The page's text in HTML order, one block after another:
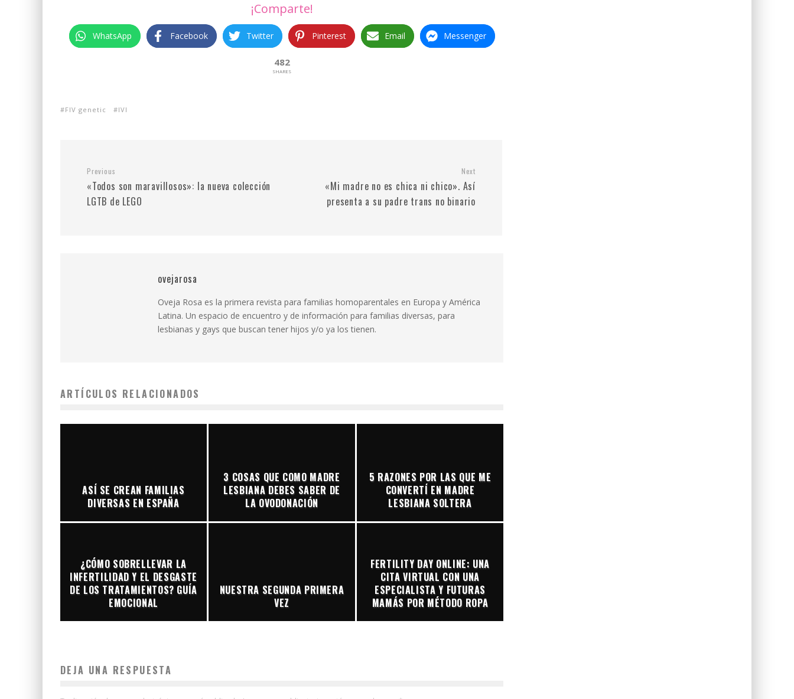
¡Comparte!
WhatsApp Facebook Twitter Pinterest Email Messenger
482
SHARES
FIV genetic IVI
Previous
«Todos son maravillosos»: la nueva colección
LGTB de LEGO
Next
«Mi madre no es chica ni chico». Así
presenta a su padre trans no binario
ovejarosa
Oveja Rosa es la primera revista para familias homoparentales en Europa y América
Latina. Un espacio de encuentro y de información para familias diversas, para
lesbianas y gays que buscan tener hijos y/o ya los tienen.
ARTÍCULOS RELACIONADOS
ASÍ SE CREAN FAMILIAS
DIVERSAS EN ESPAÑA
3 COSAS QUE COMO MADRE
LESBIANA DEBES SABER DE
LA OVODONACIÓN
5 RAZONES POR LAS QUE ME
CONVERTÍ EN MADRE
LESBIANA SOLTERA
¿CÓMO SOBRELLEVAR LA
INFERTILIDAD Y EL DESGASTE
DE LOS TRATAMIENTOS? GUÍA
EMOCIONAL
NUESTRA SEGUNDA PRIMERA
VEZ
FERTILITY DAY ONLINE: UNA
CITA VIRTUAL CON UNA
ESPECIALISTA Y FUTURAS
MAMÁS POR MÉTODO ROPA
DEJA UNA RESPUESTA